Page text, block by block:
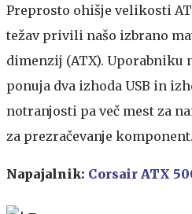
Preprosto ohišje velikosti
težav privili našo izbrano
dimenzij (ATX). Uporabniku
ponuja dva izhoda USB in
notranjosti pa več mest za
za prezračevanje komponent.
Napajalnik: Corsair ATX